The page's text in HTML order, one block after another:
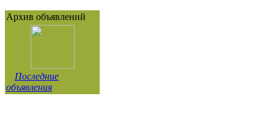
Архив объявлений
Последние
объявления